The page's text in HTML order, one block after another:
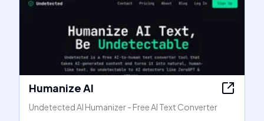
Humanize AI
Undetected AI Humanizer - Free AI Text Converter